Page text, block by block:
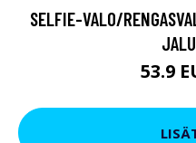
SELFIE-VALO/
53.9